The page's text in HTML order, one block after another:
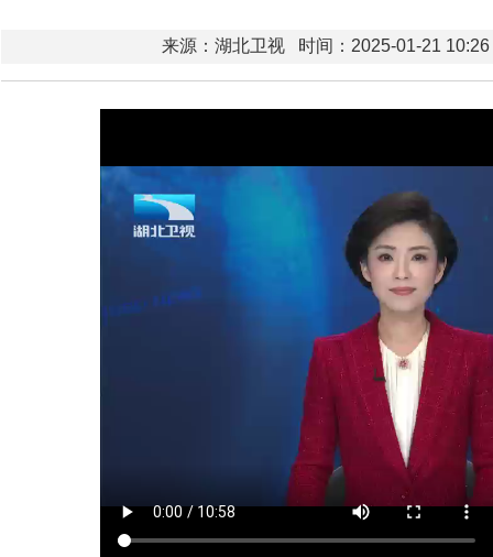
来源：湖北卫视 时间：2025-01-21 10:26